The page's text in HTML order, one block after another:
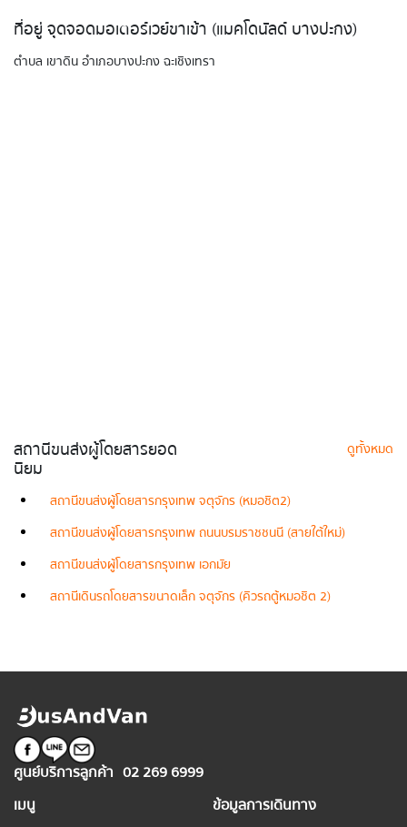
ที่อยู่ จุดจอดมอเตอร์เวย์ขาเข้า (แมคโดนัลด์ บางปะกง)
ตำบล เขาดิน อำเภอบางปะกง ฉะเชิงเทรา
สถานีขนส่งผู้โดยสารยอด
นิยม
ดูทั้งหมด
สถานีขนส่งผู้โดยสารกรุงเทพ จตุจักร (หมอชิต2)
สถานีขนส่งผู้โดยสารกรุงเทพ ถนนบรมราชชนนี (สายใต้ใหม่)
สถานีขนส่งผู้โดยสารกรุงเทพ เอกมัย
สถานีเดินรถโดยสารขนาดเล็ก จตุจักร (คิวรถตู้หมอชิต 2)
ศูนย์บริการลูกค้า 02 269 6999
เมนู
ข้อมูลการเดินทาง